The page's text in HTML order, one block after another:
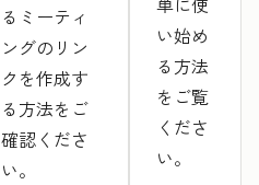
るミーティ
ングのリン
クを作成す
る方法をご
確認くださ
い。
い始め
る方法
をご覧
くださ
い。